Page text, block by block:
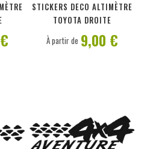
STICKERS DECO ALTIMÈTRE
TOYOTA DROITE
À partir de 9,00 €